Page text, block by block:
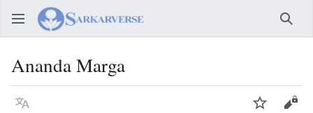
Ananda Marga
Langue Suivre